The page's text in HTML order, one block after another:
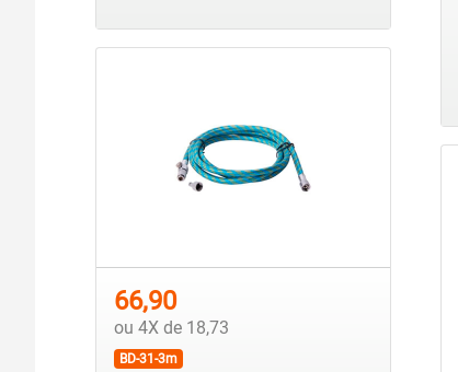
66,90
ou 4X de 18,73
BD-31-3m